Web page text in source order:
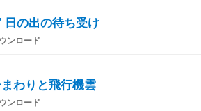
日の出の待ち受け
ンロード
わりと飛行機雲
ンロード